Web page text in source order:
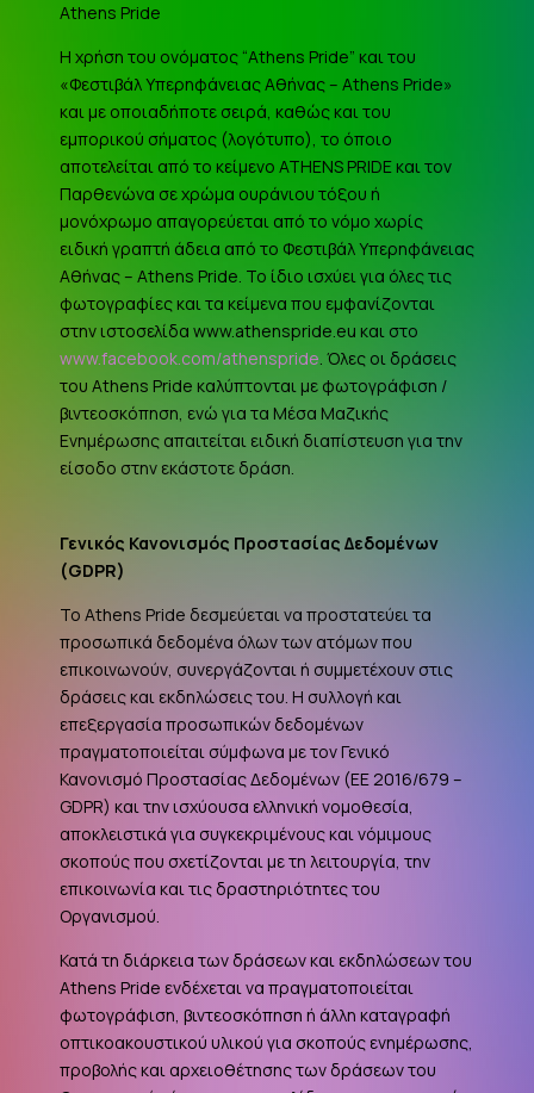
Athens Pride
Η χρήση του ονόματος “Athens Pride” και του
«Φεστιβάλ Υπερηφάνειας Αθήνας – Athens Pride»
και με οποιαδήποτε σειρά, καθώς και του
εμπορικού σήματος (λογότυπο), το όποιο
αποτελείται από το κείμενο ATHENS PRIDE και τον
Παρθενώνα σε χρώμα ουράνιου τόξου ή
μονόχρωμο απαγορεύεται από το νόμο χωρίς
ειδική γραπτή άδεια από το Φεστιβάλ Υπερηφάνειας
Αθήνας – Athens Pride. Το ίδιο ισχύει για όλες τις
φωτογραφίες και τα κείμενα που εμφανίζονται
στην ιστοσελίδα www.athenspride.eu και στο
www.facebook.com/athenspride. Όλες οι δράσεις
του Athens Pride καλύπτονται με φωτογράφιση /
βιντεοσκόπηση, ενώ για τα Μέσα Μαζικής
Ενημέρωσης απαιτείται ειδική διαπίστευση για την
είσοδο στην εκάστοτε δράση.
Γενικός Κανονισμός Προστασίας Δεδομένων
(GDPR)
Το Athens Pride δεσμεύεται να προστατεύει τα
προσωπικά δεδομένα όλων των ατόμων που
επικοινωνούν, συνεργάζονται ή συμμετέχουν στις
δράσεις και εκδηλώσεις του. Η συλλογή και
επεξεργασία προσωπικών δεδομένων
πραγματοποιείται σύμφωνα με τον Γενικό
Κανονισμό Προστασίας Δεδομένων (ΕΕ 2016/679 –
GDPR) και την ισχύουσα ελληνική νομοθεσία,
αποκλειστικά για συγκεκριμένους και νόμιμους
σκοπούς που σχετίζονται με τη λειτουργία, την
επικοινωνία και τις δραστηριότητες του
Οργανισμού.
Κατά τη διάρκεια των δράσεων και εκδηλώσεων του
Athens Pride ενδέχεται να πραγματοποιείται
φωτογράφιση, βιντεοσκόπηση ή άλλη καταγραφή
οπτικοακουστικού υλικού για σκοπούς ενημέρωσης,
προβολής και αρχειοθέτησης των δράσεων του